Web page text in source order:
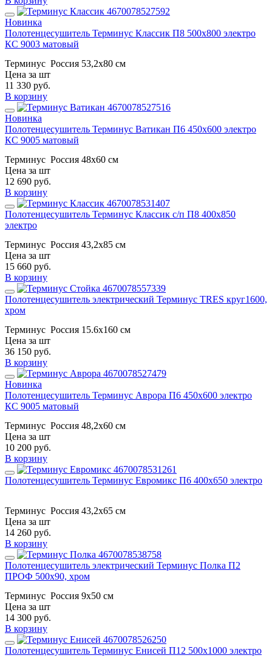
Новинка
Полотенцесушитель Терминус Классик П8 500х800 электро
КС 9003 матовый
Терминус Россия 53,2x80 см
Цена за шт
11 330 руб.
В корзину
Новинка
Полотенцесушитель Терминус Ватикан П6 450х600 электро
КС 9005 матовый
Терминус Россия 48x60 см
Цена за шт
12 690 руб.
В корзину
Полотенцесушитель Терминус Классик с/п П8 400х850
электро
Терминус Россия 43,2x85 см
Цена за шт
15 660 руб.
В корзину
Полотенцесушитель электрический Терминус TRES круг1600,
хром
Терминус Россия 15.6х160 см
Цена за шт
36 150 руб.
В корзину
Новинка
Полотенцесушитель Терминус Аврора П6 450х600 электро
КС 9005 матовый
Терминус Россия 48,2x60 см
Цена за шт
10 200 руб.
В корзину
Полотенцесушитель Терминус Евромикс П6 400х650 электро
Терминус Россия 43,2x65 см
Цена за шт
14 260 руб.
В корзину
Полотенцесушитель электрический Терминус Полка П2
ПРОФ 500х90, хром
Терминус Россия 9х50 см
Цена за шт
14 300 руб.
В корзину
Полотенцесушитель Терминус Енисей П12 500х1000 электро